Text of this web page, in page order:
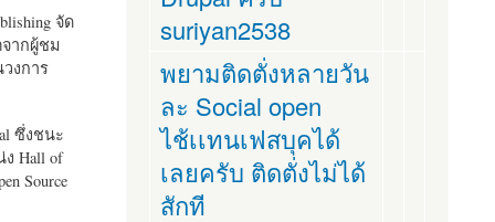
จัด
ากผู้ชม
งการ
ซึ่งชนะ
Hall of
Source
suriyan2538
พยามติดตั่งหลายวัน
ละ Social open
ไช้เเทนเฟสบุคได้
เลยครับ ติดตั่งไม่ได้
สักที